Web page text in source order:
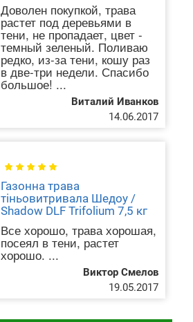
Доволен покупкой, трава
растет под деревьями в
тени, не пропадает, цвет -
темный зеленый. Поливаю
редко, из-за тени, кошу раз
в две-три недели. Спасибо
большое! ...
Виталий Иванков
14.06.2017
Газонна трава
тіньовитривала Шедоу /
Shadow DLF Trifolium 7,5 кг
Все хорошо, трава хорошая,
посеял в тени, растет
хорошо. ...
Виктор Смелов
19.05.2017